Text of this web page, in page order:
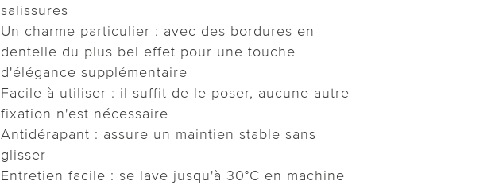
salissures
Un charme particulier : avec des bordures en
dentelle du plus bel effet pour une touche
d'élégance supplémentaire
Facile à utiliser : il suffit de le poser, aucune autre
fixation n'est nécessaire
Antidérapant : assure un maintien stable sans
glisser
Entretien facile : se lave jusqu'à 30°C en machine